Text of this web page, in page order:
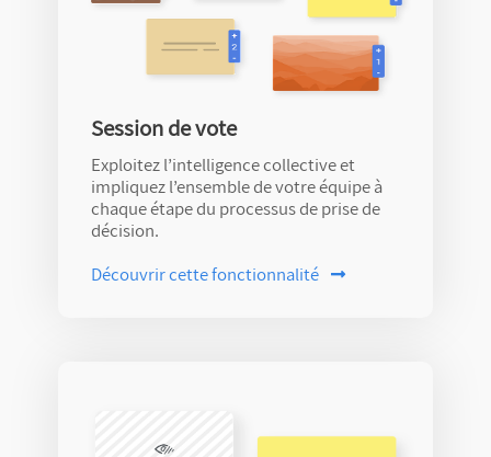
Session de vote
Exploitez l’intelligence collective et
impliquez l’ensemble de votre équipe à
chaque étape du processus de prise de
décision.
Découvrircette fonctionnalité